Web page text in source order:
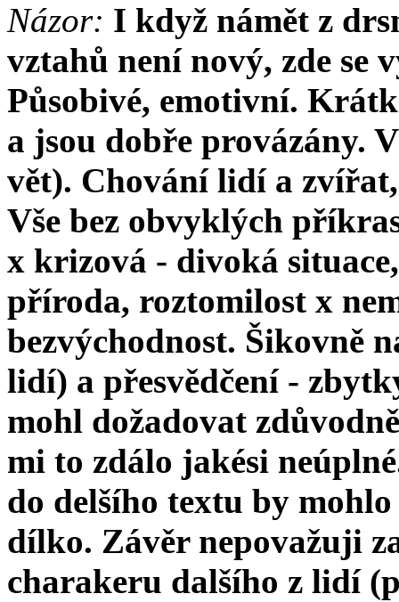
Názor: I když námět z
vztahů není nový, zde se
Působivé, emotivní.
a jsou dobře provázány.
vět). Chování lidí a
Vše bez obvyklých
x krizová - divoká
příroda, roztomilost x
bezvýchodnost. Šikovně
lidí) a přesvědčení -
mohl dožadovat
mi to zdálo jakési
do delšího textu by
dílko. Závěr nepovažuji
charakeru dalšího z lidí